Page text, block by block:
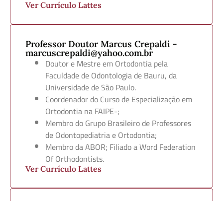
Ver Currículo Lattes
Professor Doutor Marcus Crepaldi -
marcuscrepaldi@yahoo.com.br
Doutor e Mestre em Ortodontia pela
Faculdade de Odontologia de Bauru, da
Universidade de São Paulo.
Coordenador do Curso de Especialização em
Ortodontia na FAIPE-;
Membro do Grupo Brasileiro de Professores
de Odontopediatria e Ortodontia;
Membro da ABOR; Filiado a Word Federation
Of Orthodontists.
Ver Currículo Lattes